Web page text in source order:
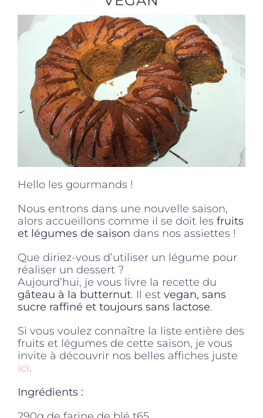
Produits sains
Click and collect
Traiteur
Accessoires
Offres
Hello les gourmands !
Nous entrons dans une nouvelle saison,
alors accueillons comme il se doit les fruits
et légumes de saison dans nos assiettes !
Que diriez-vous d’utiliser un légume pour
réaliser un dessert ?
Aujourd’hui, je vous livre la recette du
gâteau à la butternut. Il est vegan, sans
sucre raffiné et toujours sans lactose.
Si vous voulez connaître la liste entière des
fruits et légumes de cette saison, je vous
invite à découvrir nos belles affiches juste
ici.
Ingrédients :